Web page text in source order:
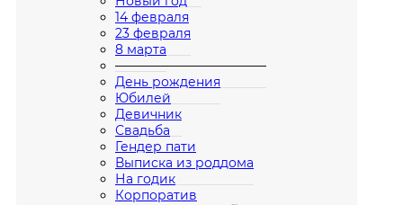
14 февраля
23 февраля
8 марта
————————————
День рождения
Юбилей
Девичник
Свадьба
Гендер пати
Выписка из роддома
На годик
Корпоратив